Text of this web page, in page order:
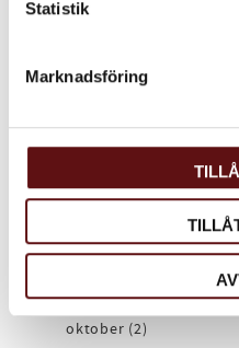
Statistik
Marknadsföring
oktober (1)
juli (1)
januari (2)
2020
november (1)
oktober (2)